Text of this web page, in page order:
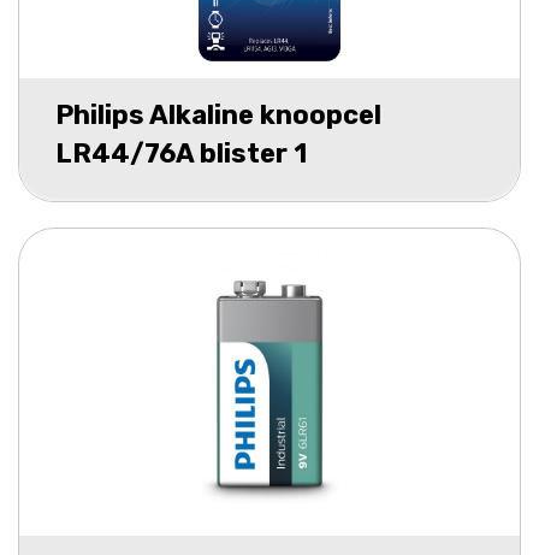
Philips Alkaline knoopcel
LR44/76A blister 1